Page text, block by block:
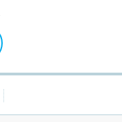
拠点一覧